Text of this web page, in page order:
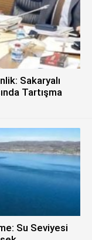
Sakaryalı
Tartışma
Su Seviyesi